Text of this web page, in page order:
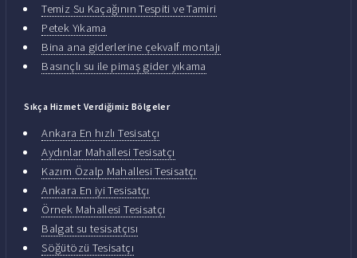
Temiz Su Kaçağının Tespiti ve Tamiri
Petek Yıkama
Bina ana giderlerine çekvalf montajı
Basınçlı su ile pimaş gider yıkama
Sıkça Hizmet Verdiğimiz Bölgeler
Ankara En hızlı Tesisatçı
Aydınlar Mahallesi Tesisatçı
Kazım Özalp Mahallesi Tesisatçı
Ankara En iyi Tesisatçı
Örnek Mahallesi Tesisatçı
Balgat su tesisatçısı
Söğütözü Tesisatçı